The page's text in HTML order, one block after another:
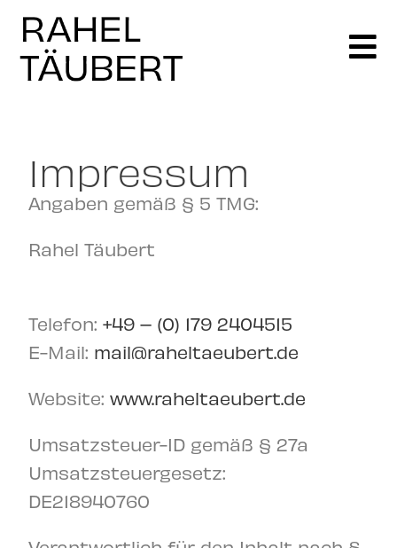
Impressum
Angaben gemäß § 5 TMG:
Rahel Täubert
Telefon:+49 – (0) 179 2404515
E-Mail: mail@raheltaeubert.de
Website:www.raheltaeubert.de
Umsatzsteuer-ID gemäß § 27a
Umsatzsteuergesetz:
DE218940760